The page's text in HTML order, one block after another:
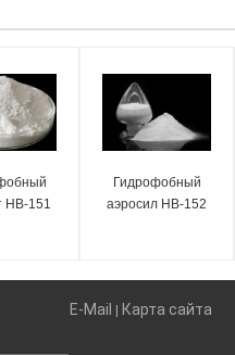
HB-151
Гидрофобный
аэросил HB-152
E-Mail Карта сайта